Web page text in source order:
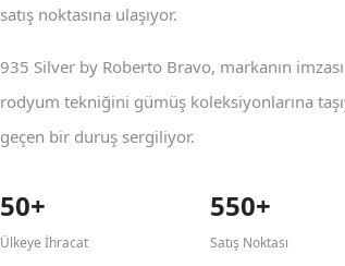
satış noktasına ulaşıyor.
935 Silver by Roberto Bravo, markanın
rodyum tekniğini gümüş koleksiyonlarına
geçen bir duruş sergiliyor.
50+
Ülkeye İhracat
550+
Satış Noktası